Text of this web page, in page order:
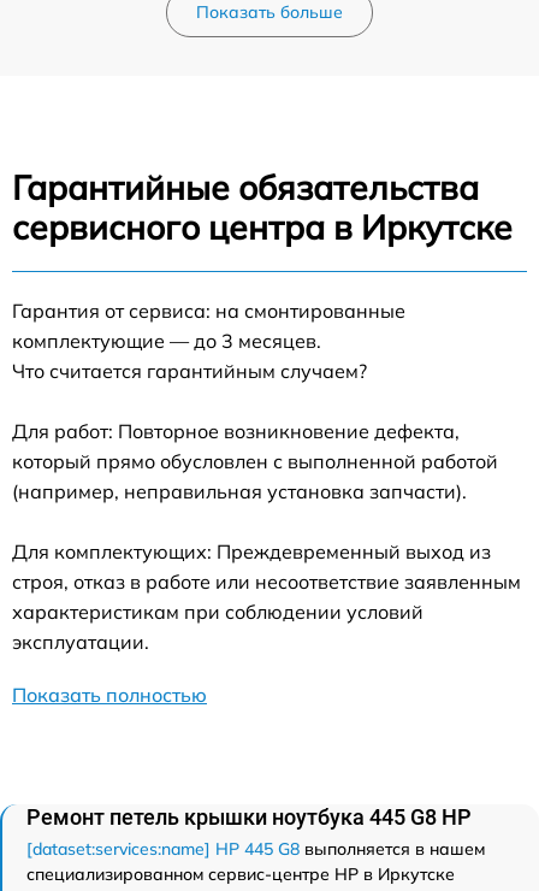
Показать больше
Гарантийные обязательства
сервисного центра в Иркутске
Гарантия от сервиса: на смонтированные
комплектующие — до 3 месяцев.
Что считается гарантийным случаем?
Для работ: Повторное возникновение дефекта,
который прямо обусловлен с выполненной работой
(например, неправильная установка запчасти).
Для комплектующих: Преждевременный выход из
строя, отказ в работе или несоответствие заявленным
характеристикам при соблюдении условий
эксплуатации.
Показать полностью
Ремонт петель крышки ноутбука 445 G8 HP
[dataset:services:name] HP 445 G8 выполняется в нашем
специализированном сервис-центре HP в Иркутске